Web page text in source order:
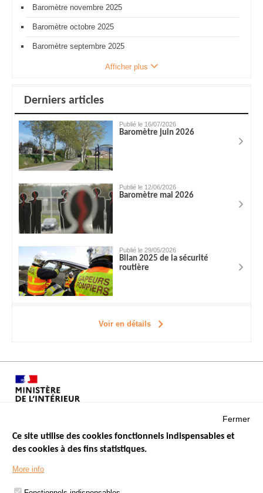
Baromètre novembre 2025
Baromètre octobre 2025
Baromètre septembre 2025
Afficher plus
Derniers articles
Publié le 16/07/2026
Baromètre juin 2026
Publié le 12/06/2026
Baromètre mai 2026
Publié le 29/05/2026
Bilan 2025 de la sécurité
routière
Voir en détails
Menu
Footer
LES SITES PUBLICS
ÉTAT DE L’INSÉCURITÉ ROUTIÈRE
Fermer
Ce site utilise des cookies fonctionnels indispensables et
des cookies à des fins statistiques.
More info